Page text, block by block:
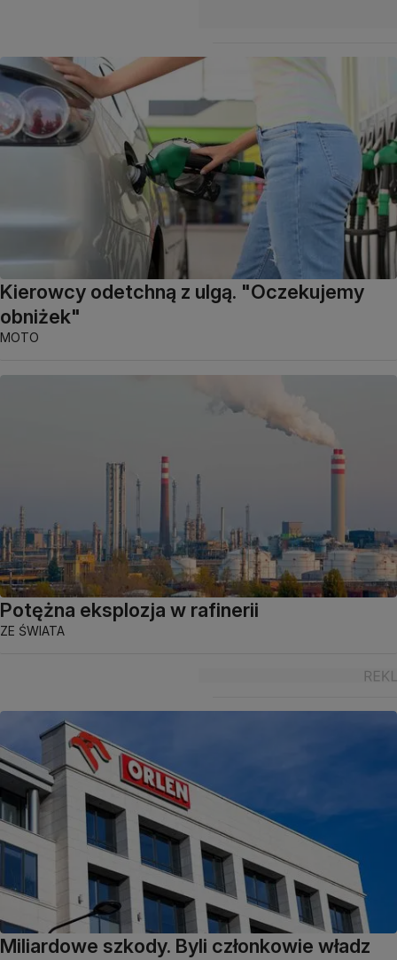
Kierowcy odetchną z ulgą. "Oczekujemy
obniżek"
MOTO
Potężna eksplozja w rafinerii
ZE ŚWIATA
Miliardowe szkody. Byli członkowie władz